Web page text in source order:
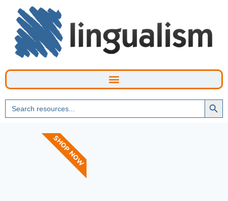
Search
for:
SHOP NOW